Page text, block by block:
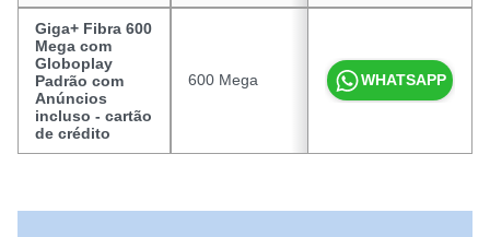
Giga+ Fibra 600
Mega com
Globoplay
Padrão com
Anúncios
incluso - cartão
de crédito
600 Mega R$ 99,99
WHATSAPP